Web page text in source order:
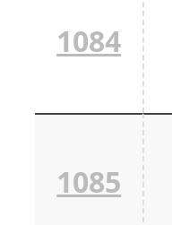
1084
1085